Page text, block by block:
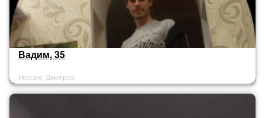
Вадим, 35
Россия, Дмитров